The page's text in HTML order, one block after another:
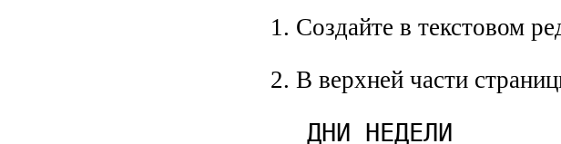
1. Создайте в текстовом
2. В верхней части
ДНИ НЕДЕЛИ